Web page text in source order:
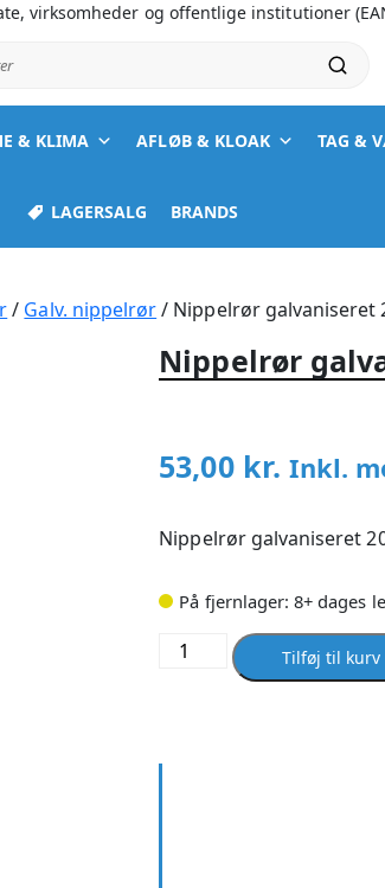
virksomheder og offentlige institutioner
& KLIMA AFLØB & KLOAK TAG &
LAGERSALG BRANDS
/ Galv. nippelrør/ Nippelrør galvaniseret
Nippelrør
53,00 kr. Inkl.
Nippelrør galvaniseret
På fjernlager: 8+ dages
Nippelrør
galvaniseret
X
Tilføj til kurv